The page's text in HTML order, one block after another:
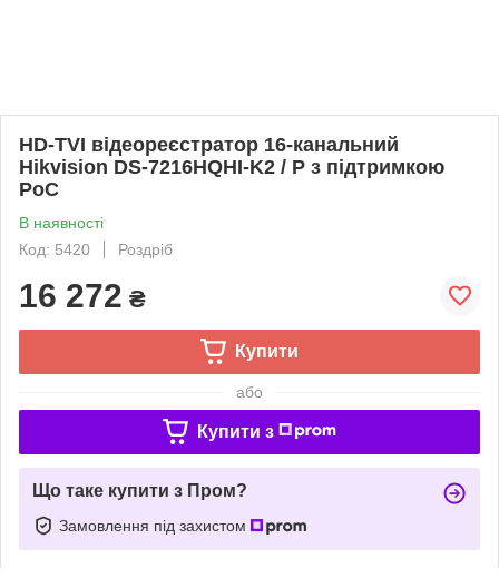
HD-TVI відеореєстратор 16-канальний
Hikvision DS-7216HQHI-K2 / P з підтримкою
PoC
В наявності
Код: 5420
Роздріб
16 272 ₴
Купити
або
Купити з
Що таке купити з Пром?
Замовлення під захистом